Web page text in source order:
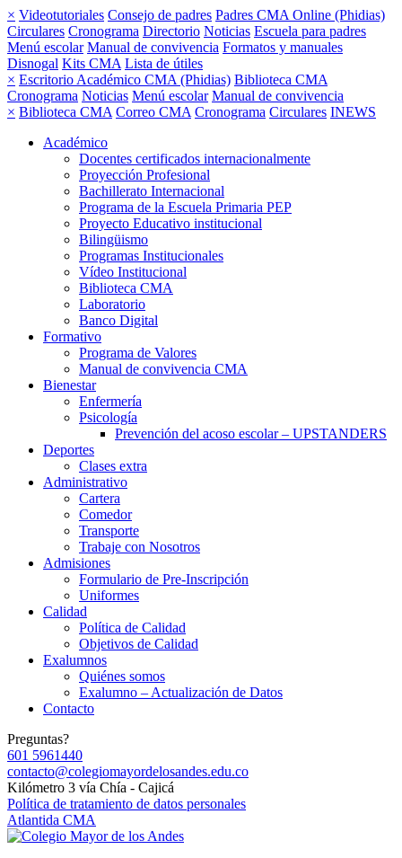
× Videotutoriales Consejo de padres Padres CMA Online (Phidias)
Circulares Cronograma Directorio Noticias Escuela para padres
Menú escolar Manual de convivencia Formatos y manuales
Disnogal Kits CMA Lista de útiles
× Escritorio Académico CMA (Phidias) Biblioteca CMA
Cronograma Noticias Menú escolar Manual de convivencia
× Biblioteca CMA Correo CMA Cronograma Circulares INEWS
Académico
Docentes certificados internacionalmente
Proyección Profesional
Bachillerato Internacional
Programa de la Escuela Primaria PEP
Proyecto Educativo institucional
Bilingüismo
Programas Institucionales
Vídeo Institucional
Biblioteca CMA
Laboratorio
Banco Digital
Formativo
Programa de Valores
Manual de convivencia CMA
Bienestar
Enfermería
Psicología
Prevención del acoso escolar – UPSTANDERS
Deportes
Clases extra
Administrativo
Cartera
Comedor
Transporte
Trabaje con Nosotros
Admisiones
Formulario de Pre-Inscripción
Uniformes
Calidad
Política de Calidad
Objetivos de Calidad
Exalumnos
Quiénes somos
Exalumno – Actualización de Datos
Contacto
Preguntas?
601 5961440
contacto@colegiomayordelosandes.edu.co
Kilómetro 3 vía Chía - Cajicá
Política de tratamiento de datos personales
Atlantida CMA